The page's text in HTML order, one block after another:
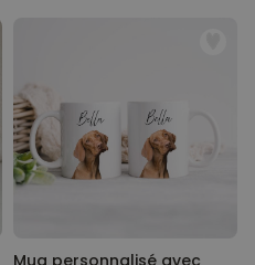
Mug personnalisé avec